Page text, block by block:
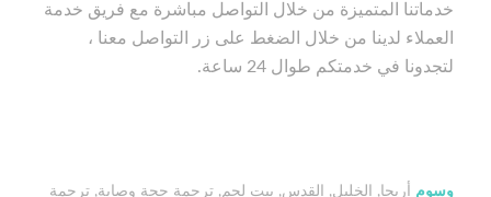
خدماتنا المتميزة من خلال التواصل مباشرة مع فريق خدمة
العملاء لدينا من خلال الضغط على زر التواصل معنا ،
لتجدونا في خدمتكم طوال 24 ساعة.
وسوم أريحا, الخليل, القدس, بيت لحم, ترجمة حجة وصاية, ترجمة